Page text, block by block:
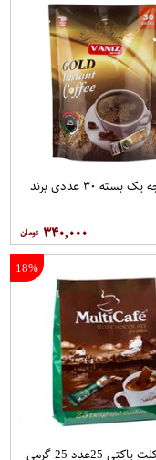
قهوه درجه یک بسته ۳۰ عددی برند
۳۴۰,۰۰۰
18%
هات چاکلت پاکتي 25عدد 25 گرمی